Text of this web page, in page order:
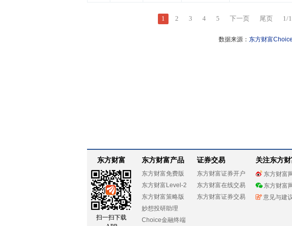
1 2 3 4 5 下一页 尾页 1/
数据来源： 东方财富
东方财富
扫一扫下载
东方财富产品
东方财富免费版
东方财富Level-2
东方财富策略版
妙想投研助理
Choice金融终端
证券交易
东方财富证券开户
东方财富在线交易
东方财富证券交易
关注东方财
东方财富
东方财富
意见与建